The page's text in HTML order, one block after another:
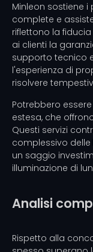
Minleon sostiene
complete e
riflettono la
ai clienti la
supporto tecnico
l'esperienza di
risolvere
Potrebbero
estesa, che
Questi servizi
complessivo delle
un saggio
illuminazione di
Analisi
Rispetto alla